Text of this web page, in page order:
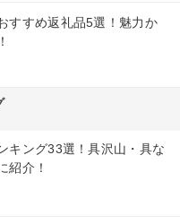
すすめ返礼品5選！魅力か
キング33選！具沢山・具な
紹介！